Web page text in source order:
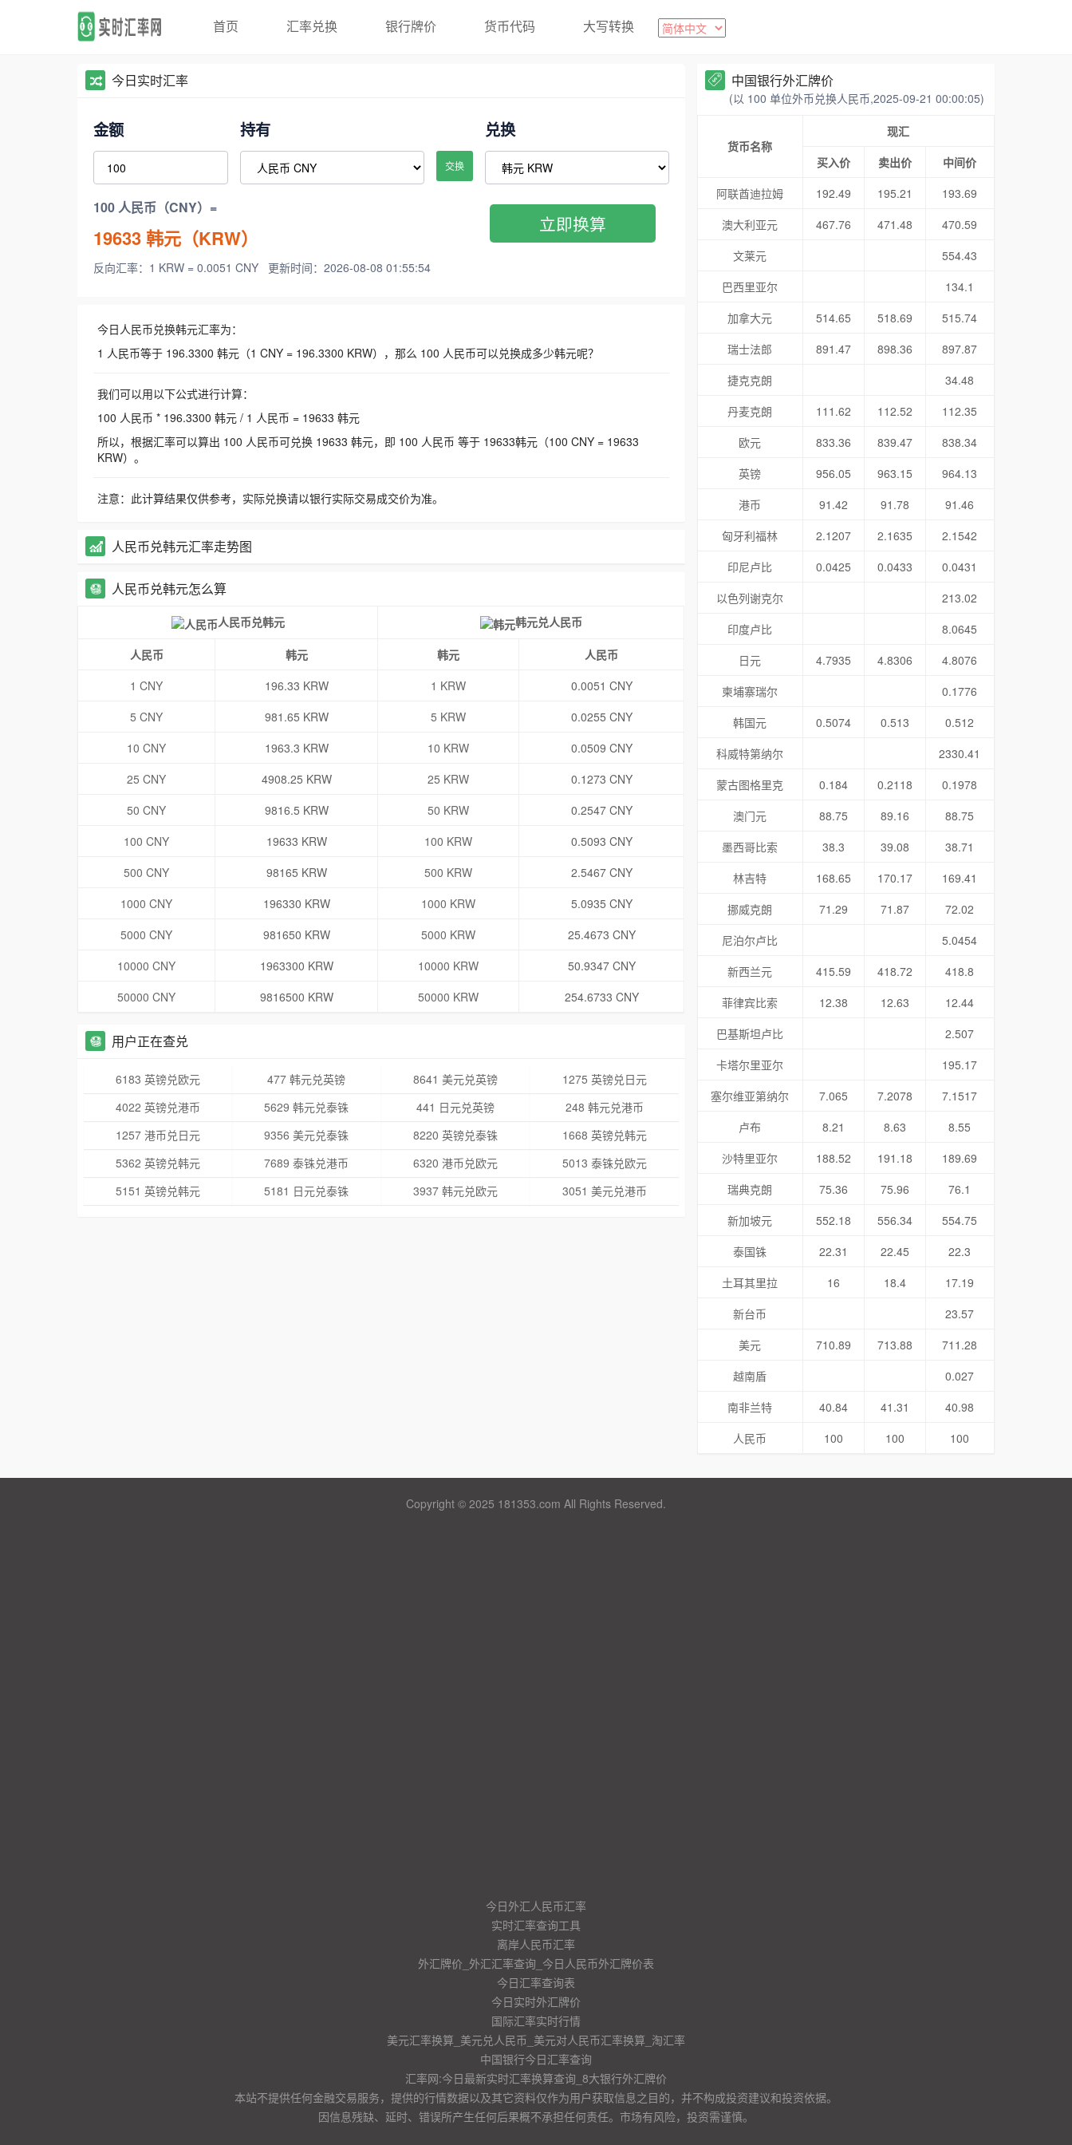
首页 汇率兑换 银行牌价 货币代码 大写转换
今日实时汇率
金额 持有
交换
兑换
100 人民币（CNY）=
19633韩元（KRW）
反向汇率：1 KRW = 0.0051 CNY 更新时间：2026-08-08 01:55:54
立即换算
今日人民币兑换韩元汇率为：
1 人民币等于 196.3300 韩元（1 CNY = 196.3300 KRW），那么 100 人民币可以兑换成多少韩元呢？
我们可以用以下公式进行计算：
100 人民币 * 196.3300 韩元 / 1 人民币 = 19633 韩元
所以，根据汇率可以算出 100 人民币可兑换 19633 韩元，即 100 人民币 等于 19633韩元（100 CNY = 19633
KRW）。
注意：此计算结果仅供参考，实际兑换请以银行实际交易成交价为准。
人民币兑韩元汇率走势图
人民币兑韩元怎么算
人民币兑韩元 韩元兑人民币
人民币 韩元 韩元
人民币
1 CNY
196.33 KRW 1 KRW
0.0051 CNY
5 CNY
981.65 KRW 5 KRW
0.0255 CNY
10 CNY
1963.3 KRW 10 KRW
0.0509 CNY
25 CNY
4908.25 KRW 25 KRW
0.1273 CNY
50 CNY
9816.5 KRW 50 KRW
0.2547 CNY
100 CNY
19633 KRW 100 KRW
0.5093 CNY
500 CNY
98165 KRW 500 KRW
2.5467 CNY
1000 CNY
196330 KRW 1000 KRW
5.0935 CNY
5000 CNY
981650 KRW 5000 KRW
25.4673 CNY
10000 CNY
1963300 KRW 10000 KRW
50.9347 CNY
50000 CNY
9816500 KRW 50000 KRW 254.6733 CNY
用户正在查兑
6183 英镑兑欧元 477 韩元兑英镑 8641 美元兑英镑
1275 英镑兑日元
4022 英镑兑港币
5629 韩元兑泰铢 441 日元兑英镑
248 韩元兑港币
1257 港币兑日元
9356 美元兑泰铢 8220 英镑兑泰铢
1668 英镑兑韩元
5362 英镑兑韩元
7689 泰铢兑港币 6320 港币兑欧元
5013 泰铢兑欧元
5151 英镑兑韩元
5181 日元兑泰铢 3937 韩元兑欧元 3051 美元兑港币
中国银行外汇牌价
(以 100 单位外币兑换人民币,2025-09-21 00:00:05)
货币名称
现汇
买入价
卖出价
中间价
阿联酋迪拉姆
192.49 195.21
193.69
澳大利亚元
467.76 471.48
470.59
文莱元
554.43
巴西里亚尔
134.1
加拿大元
514.65 518.69
515.74
瑞士法郎
891.47 898.36
897.87
捷克克朗
34.48
丹麦克朗
111.62 112.52
112.35
欧元
833.36 839.47
838.34
英镑
956.05 963.15
964.13
港币
91.42 91.78
91.46
匈牙利福林
2.1207 2.1635
2.1542
印尼卢比
0.0425 0.0433
0.0431
以色列谢克尔
213.02
印度卢比
8.0645
日元
4.7935 4.8306
4.8076
柬埔寨瑞尔
0.1776
韩国元
0.5074 0.513
0.512
科威特第纳尔
2330.41
蒙古图格里克
0.184 0.2118
0.1978
澳门元
88.75 89.16
88.75
墨西哥比索
38.3 39.08
38.71
林吉特
168.65 170.17
169.41
挪威克朗
71.29 71.87
72.02
尼泊尔卢比
5.0454
新西兰元
415.59 418.72
418.8
菲律宾比索
12.38 12.63
12.44
巴基斯坦卢比
2.507
卡塔尔里亚尔
195.17
塞尔维亚第纳尔
7.065 7.2078
7.1517
卢布
8.21 8.63
8.55
沙特里亚尔
188.52 191.18
189.69
瑞典克朗
75.36 75.96
76.1
新加坡元
552.18 556.34
554.75
泰国铢
22.31 22.45
22.3
土耳其里拉
16 18.4
17.19
新台币
23.57
美元
710.89 713.88
711.28
越南盾
0.027
南非兰特
40.84 41.31
40.98
人民币
100 100 100
Copyright © 2025 181353.com All Rights Reserved.
今日外汇人民币汇率
实时汇率查询工具
离岸人民币汇率
外汇牌价_外汇汇率查询_今日人民币外汇牌价表
今日汇率查询表
今日实时外汇牌价
国际汇率实时行情
美元汇率换算_美元兑人民币_美元对人民币汇率换算_淘汇率
中国银行今日汇率查询
汇率网:今日最新实时汇率换算查询_8大银行外汇牌价
本站不提供任何金融交易服务，提供的行情数据以及其它资料仅作为用户获取信息之目的，并不构成投资建议和投资依据。
因信息残缺、延时、错误所产生任何后果概不承担任何责任。市场有风险，投资需谨慎。